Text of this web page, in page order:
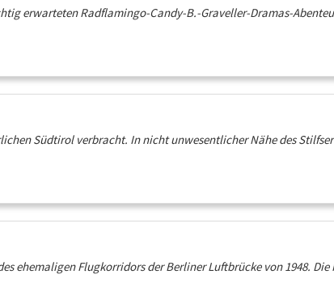
erwarteten Radflamingo-Candy-B.-Graveller-Dramas-
Südtirol verbracht. In nicht unwesentlicher Nähe des
ehemaligen Flugkorridors der Berliner Luftbrücke von 1948.